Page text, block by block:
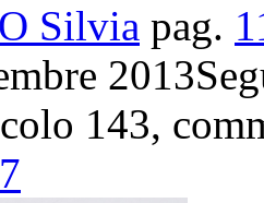
Silvia pag.
2013
143,